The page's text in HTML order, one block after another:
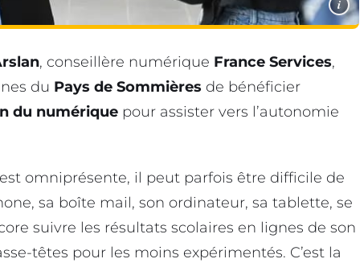
i
, conseillère numérique France Services,
du Pays de Sommières de bénéficier
du numérique pour assister vers l’autonomie
omniprésente, il peut parfois être difficile de
sa boîte mail, son ordinateur, sa tablette, se
suivre les résultats scolaires en lignes de son
têtes pour les moins expérimentés. C’est la